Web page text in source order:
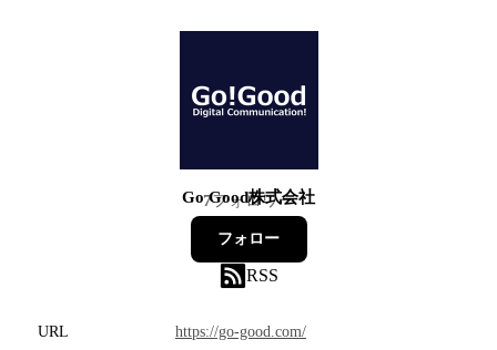
Go Good株式会社
7フォロワー
フォロー
RSS
URL
https://go-good.com/